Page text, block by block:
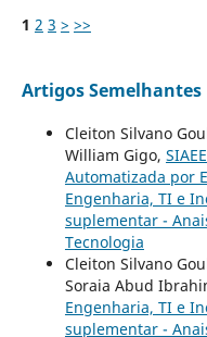
1 2 3 > >>
Artigos Semelhantes
Cleiton Silvano
William Gigo,
Automatizada por
Engenharia, TI e
suplementar -
Tecnologia
Cleiton Silvano
Soraia Abud
Engenharia, TI e
suplementar -